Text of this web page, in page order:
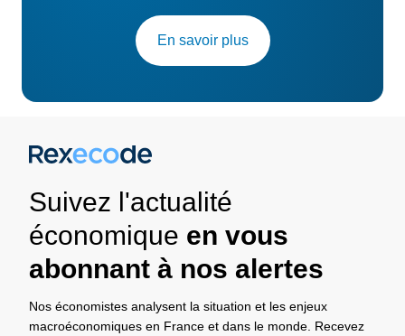
En savoir plus
Suivez l'actualité
économique en vous
abonnant à nos alertes
Nos économistes analysent la situation et les enjeux
macroéconomiques en France et dans le monde. Recevez